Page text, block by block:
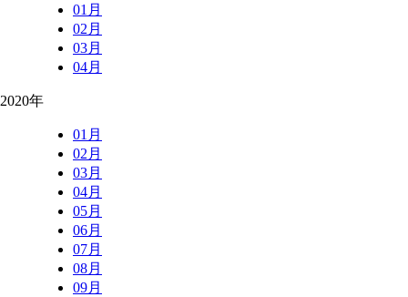
01月
02月
03月
04月
2020年
01月
02月
03月
04月
05月
06月
07月
08月
09月